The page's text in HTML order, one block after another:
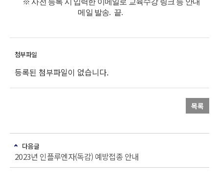
※ 사전 등록 시 입력한 이메일로 교육수강 링크 등 안내
메일 발송. 끝.
등록된 첨부파일이 없습니다.
목록
다음글
2023년 인플루엔자(독감) 예방접종 안내